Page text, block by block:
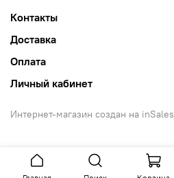
Контакты
Доставка
Оплата
Личный кабинет
Интернет-магазин создан на inSales